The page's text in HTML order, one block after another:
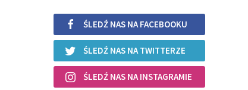
ŚLEDŹ NAS NA FACEBOOKU
ŚLEDŹ NAS NA TWITTERZE
ŚLEDŹ NAS NA INSTAGRAMIE